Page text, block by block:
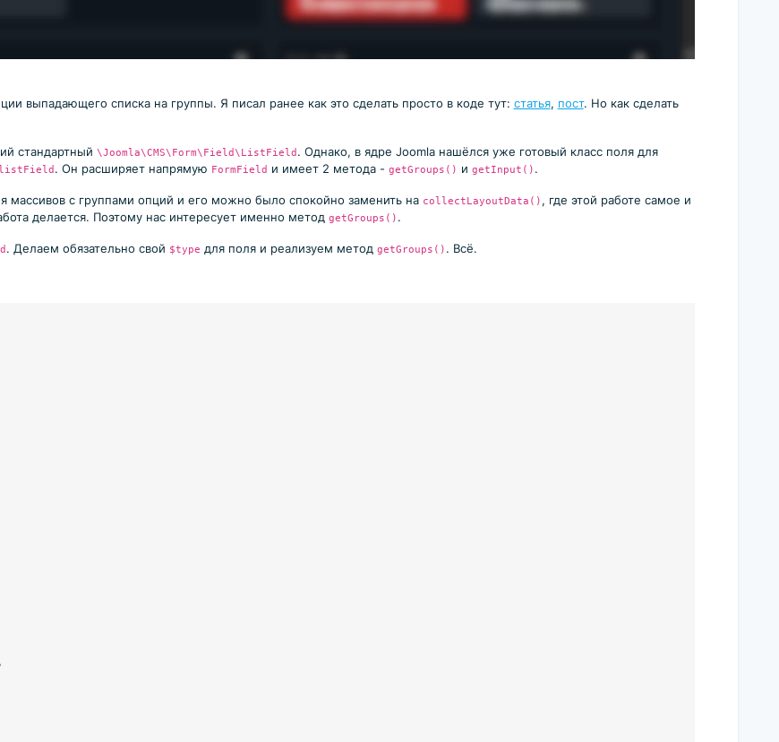
выпадающего списка на группы. Я писал ранее как это сделать просто в коде тут: статья, пост. Но как сделать
стандартный \Joomla\CMS\Form\Field\ListField . Однако, в ядре Joomla нашёлся уже готовый класс поля для
. Он расширяет напрямую FormField и имеет 2 метода - getGroups() и getInput() .
массивов с группами опций и его можно было спокойно заменить на collectLayoutData() , где этой работе самое и
делается. Поэтому нас интересует именно метод getGroups() .
. Делаем обязательно свой $type для поля и реализуем метод getGroups() . Всё.